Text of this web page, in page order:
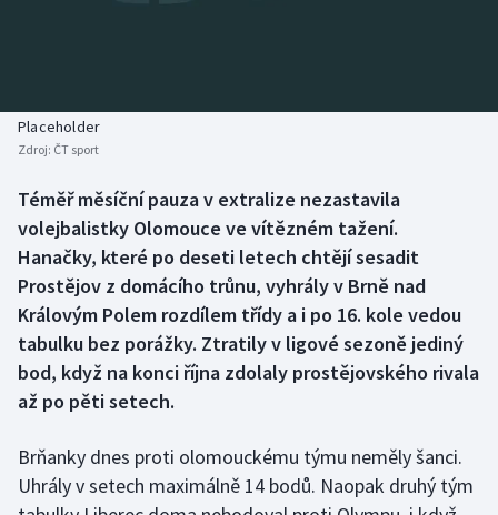
Biatlon
Box
Curling
Dostihy
Florbal
Golf
Aplikace ČT sport
Placeholder
Zdroj: ČT sport
Téměř měsíční pauza v extralize nezastavila
volejbalistky Olomouce ve vítězném tažení.
Hanačky, které po deseti letech chtějí sesadit
Prostějov z domácího trůnu, vyhrály v Brně nad
Královým Polem rozdílem třídy a i po 16. kole vedou
tabulku bez porážky. Ztratily v ligové sezoně jediný
bod, když na konci října zdolaly prostějovského rivala
až po pěti setech.
Brňanky dnes proti olomouckému týmu neměly šanci.
Uhrály v setech maximálně 14 bodů. Naopak druhý tým